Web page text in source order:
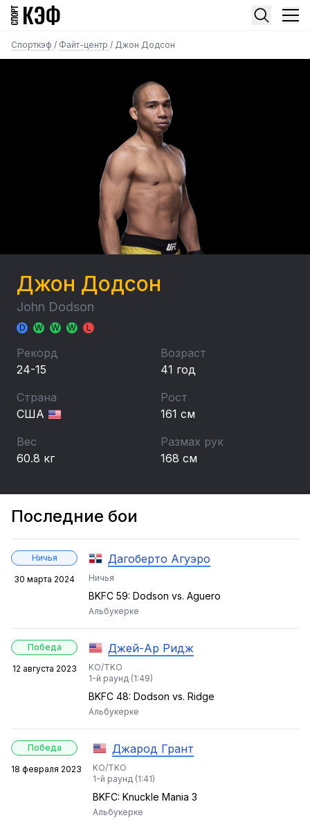
Спорткэф / Файт-центр / Джон Додсон
Джон Додсон
John Dodson
D W W W L
Рекорд
24-15
Возраст
41 год
Страна
США
Рост
161 см
Вес
60.8 кг
Размах рук
168 см
Последние бои
Ничья
30 марта 2024
Дагоберто Агуэро
Ничья
BKFC 59: Dodson vs. Aguero
Альбукерке
Победа
12 августа 2023
Джей-Ар Ридж
KO/TKO
1-й раунд (1:49)
BKFC 48: Dodson vs. Ridge
Альбукерке
Победа
18 февраля 2023
Джарод Грант
KO/TKO
1-й раунд (1:41)
BKFC: Knuckle Mania 3
Альбукерке